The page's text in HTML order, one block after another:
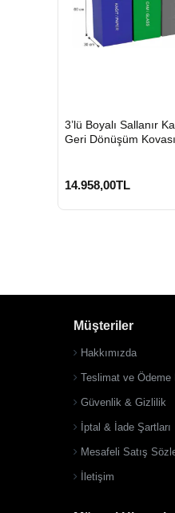
GÖNDERİ
3’lü Boyalı Sallanır
Geri Dönüşüm
14.958,00TL
Müşteriler
Hakkımızda
Teslimat ve Ödeme
Güvenlik & Gizlilik
İptal & İade Şartları
Mesafeli Satış
İletişim